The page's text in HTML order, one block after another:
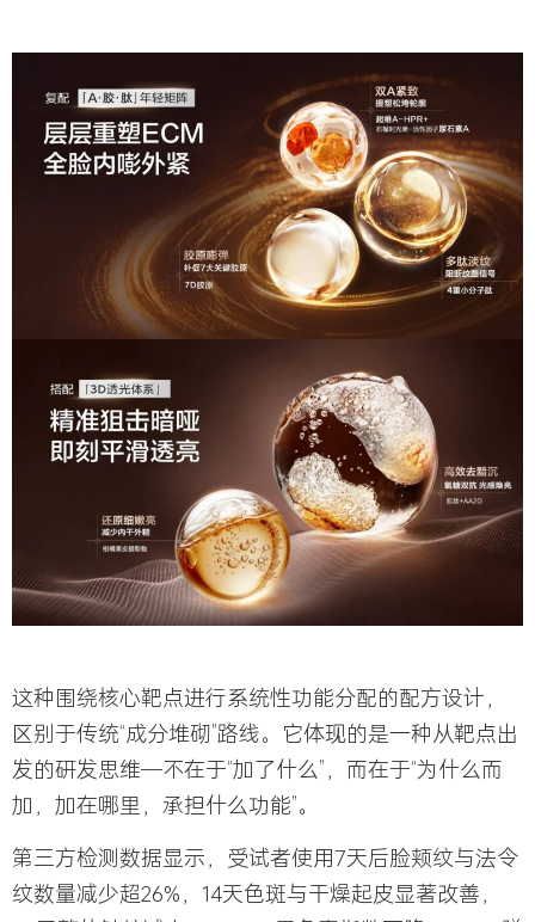
这种围绕核心靶点进行系统性功能分配的配方设计，
区别于传统“成分堆砌”路线。它体现的是一种从靶点出
发的研发思维—不在于“加了什么”，而在于“为什么而
加，加在哪里，承担什么功能”。
第三方检测数据显示，受试者使用7天后脸颊纹与法令
纹数量减少超26%，14天色斑与干燥起皮显著改善，